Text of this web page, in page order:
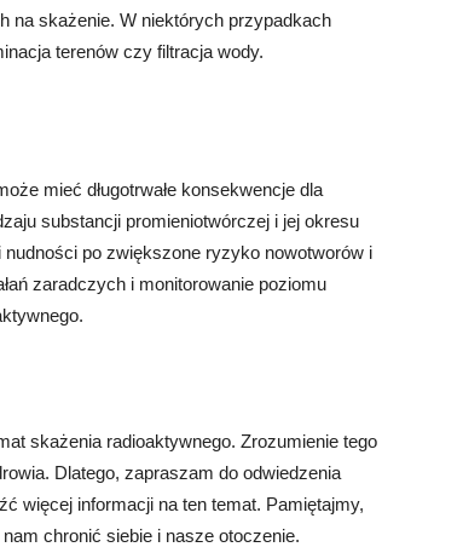
na skażenie. W niektórych przypadkach
terenów czy filtracja wody.
mieć długotrwałe konsekwencje dla
substancji promieniotwórczej i jej okresu
po zwiększone ryzyko nowotworów i
zaradczych i monitorowanie poziomu
skażenia radioaktywnego. Zrozumienie tego
Dlatego, zapraszam do odwiedzenia
więcej informacji na ten temat. Pamiętajmy,
chronić siebie i nasze otoczenie.